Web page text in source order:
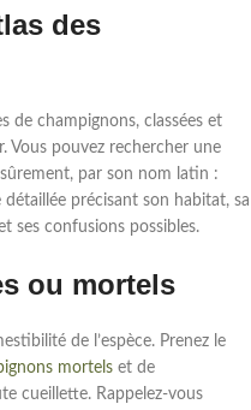
des
de champignons, classées et
Vous pouvez rechercher une
par son nom latin :
précisant son habitat, sa
ses confusions possibles.
ou mortels
de l’espèce. Prenez le
mortels et de
cueillette. Rappelez-vous